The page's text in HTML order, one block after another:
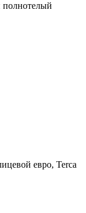
евро, Terca